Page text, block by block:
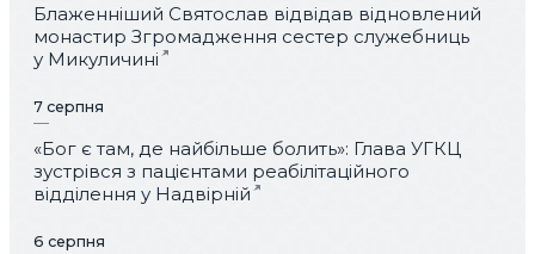
Блаженніший Святослав відвідав відновлений
монастир Згромадження сестер служебниць
у Микуличині
7 серпня
«Бог є там, де найбільше болить»: Глава УГКЦ
зустрівся з пацієнтами реабілітаційного
відділення у Надвірній
6 серпня